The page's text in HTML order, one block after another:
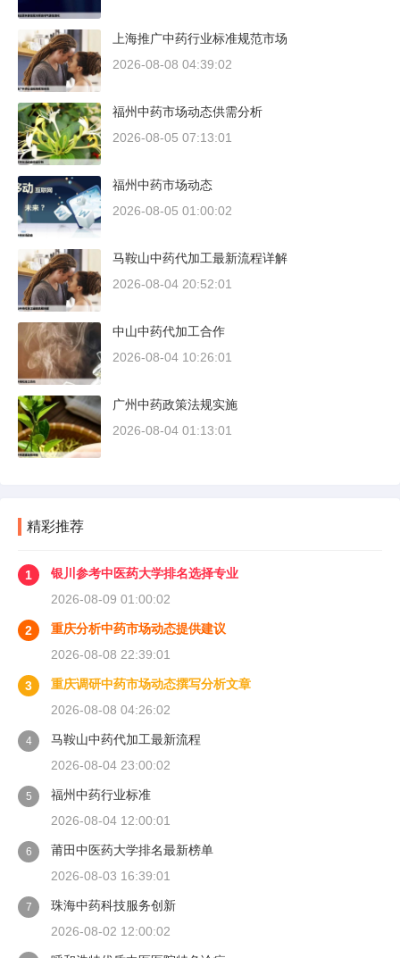
上海推广中药行业标准规范市场
2026-08-08 04:39:02
福州中药市场动态供需分析
2026-08-05 07:13:01
福州中药市场动态
2026-08-05 01:00:02
马鞍山中药代加工最新流程详解
2026-08-04 20:52:01
中山中药代加工合作
2026-08-04 10:26:01
广州中药政策法规实施
2026-08-04 01:13:01
精彩推荐
1
银川参考中医药大学排名选择专业
2026-08-09 01:00:02
2
重庆分析中药市场动态提供建议
2026-08-08 22:39:01
3
重庆调研中药市场动态撰写分析文章
2026-08-08 04:26:02
4
马鞍山中药代加工最新流程
2026-08-04 23:00:02
5
福州中药行业标准
2026-08-04 12:00:01
6
莆田中医药大学排名最新榜单
2026-08-03 16:39:01
7
珠海中药科技服务创新
2026-08-02 12:00:02